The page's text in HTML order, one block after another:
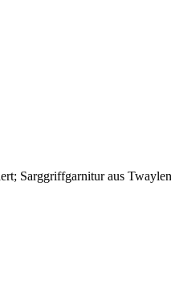
Sarggriffgarnitur aus